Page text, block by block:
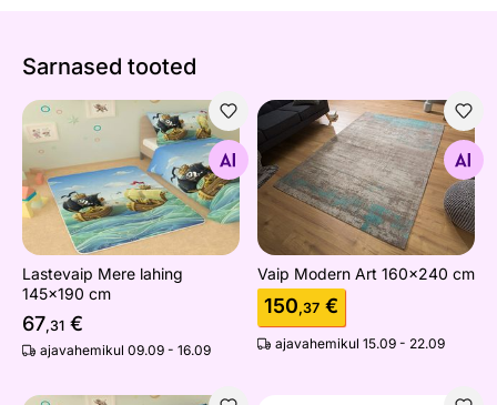
Sarnased tooted
Lastevaip Mere lahing 145x190 cm
Otsi sarnaseid
Lastevaip Mere lahing
145x190 cm
67,31 €
ajavahemikul 09.09 - 16.09
Vaip Modern Art 160x240
Otsi sarnaseid
Vaip Modern Art 160x240 cm
150,37 €
ajavahemikul 15.09 - 22.09